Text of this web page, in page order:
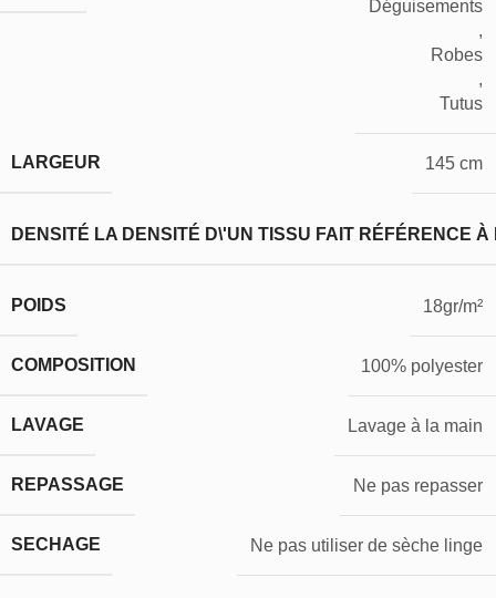
Déguisements
,
Robes
,
Tutus
LARGEUR 145 cm
DENSITÉ LA DENSITÉ D\'UN TISSU FAIT RÉFÉRENCE
POIDS 18gr/m²
COMPOSITION 100% polyester
LAVAGE Lavage à la main
REPASSAGE Ne pas repasser
SECHAGE Ne pas utiliser de sèche linge